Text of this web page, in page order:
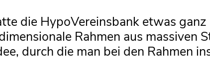
die HypoVereinsbank etwas
Rahmen aus massiven
durch die man bei den Rahmen